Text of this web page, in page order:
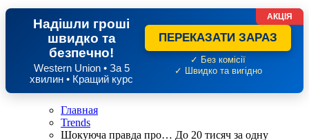
Надішли гроші
швидко та
безпечно!
Western Union • За 5
хвилин • Кращий курс
ПЕРЕКАЗАТИ ЗАРАЗ
✓ Без комісії
✓ Швидко та вигідно
АКЦІЯ
Главная
Trends
Шокуюча правда про… До 20 тисяч за одну